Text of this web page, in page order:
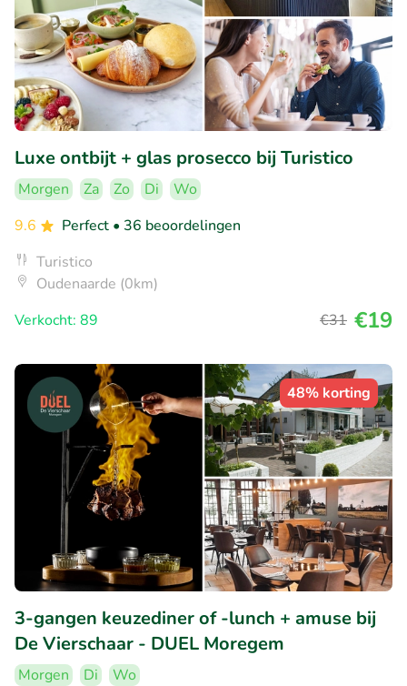
Luxe ontbijt + glas prosecco bij Turistico
Morgen Za Zo Di
Wo
9.6
Perfect • 36 beoordelingen
Turistico
Oudenaarde (0km)
Verkocht: 89
€31 €19
48% korting
3-gangen keuzediner of -lunch + amuse bij
De Vierschaar - DUEL Moregem
Morgen Di
Wo